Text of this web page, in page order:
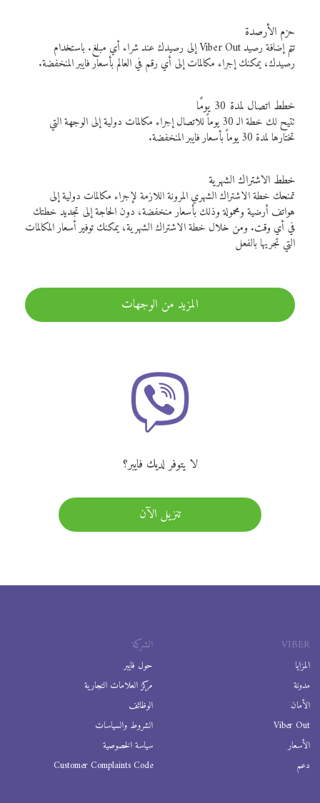
حزم الأرصدة
تتم إضافة رصيد Viber Out إلى رصيدك عند شراء أي مبلغ. باستخدام
رصيدك، يمكنك إجراء مكالمات إلى أي رقم في العالم بأسعار فايبر المنخفضة.
خطط اتصال لمدة 30 يومًا
تتيح لك خطة الـ 30 يوماً للاتصال إجراء مكالمات دولية إلى الوجهة التي
تختارها لمدة 30 يوماً بأسعار فايبر المنخفضة.
خطط الاشتراك الشهرية
تمنحك خطة الاشتراك الشهري المرونة اللازمة لإجراء مكالمات دولية إلى
هواتف أرضية ومحمولة وذلك بأسعار منخفضة، دون الحاجة إلى تجديد خطتك
في أي وقت. ومن خلال خطة الاشتراك الشهرية، يمكنك توفير أسعار المكالمات
التي تجريها بالفعل
المزيد من الوجهات
لا يتوفر لديك فايبر؟
تنزيل الآن
VIBER
المزايا
مدونة
الأمان
Viber Out
الأسعار
دعم
الشركة
حول فايبر
مركز العلامات التجارية
الوظائف
الشروط والسياسات
سياسة الخصوصية
Customer Complaints Code